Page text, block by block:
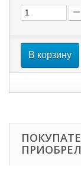
В корзину